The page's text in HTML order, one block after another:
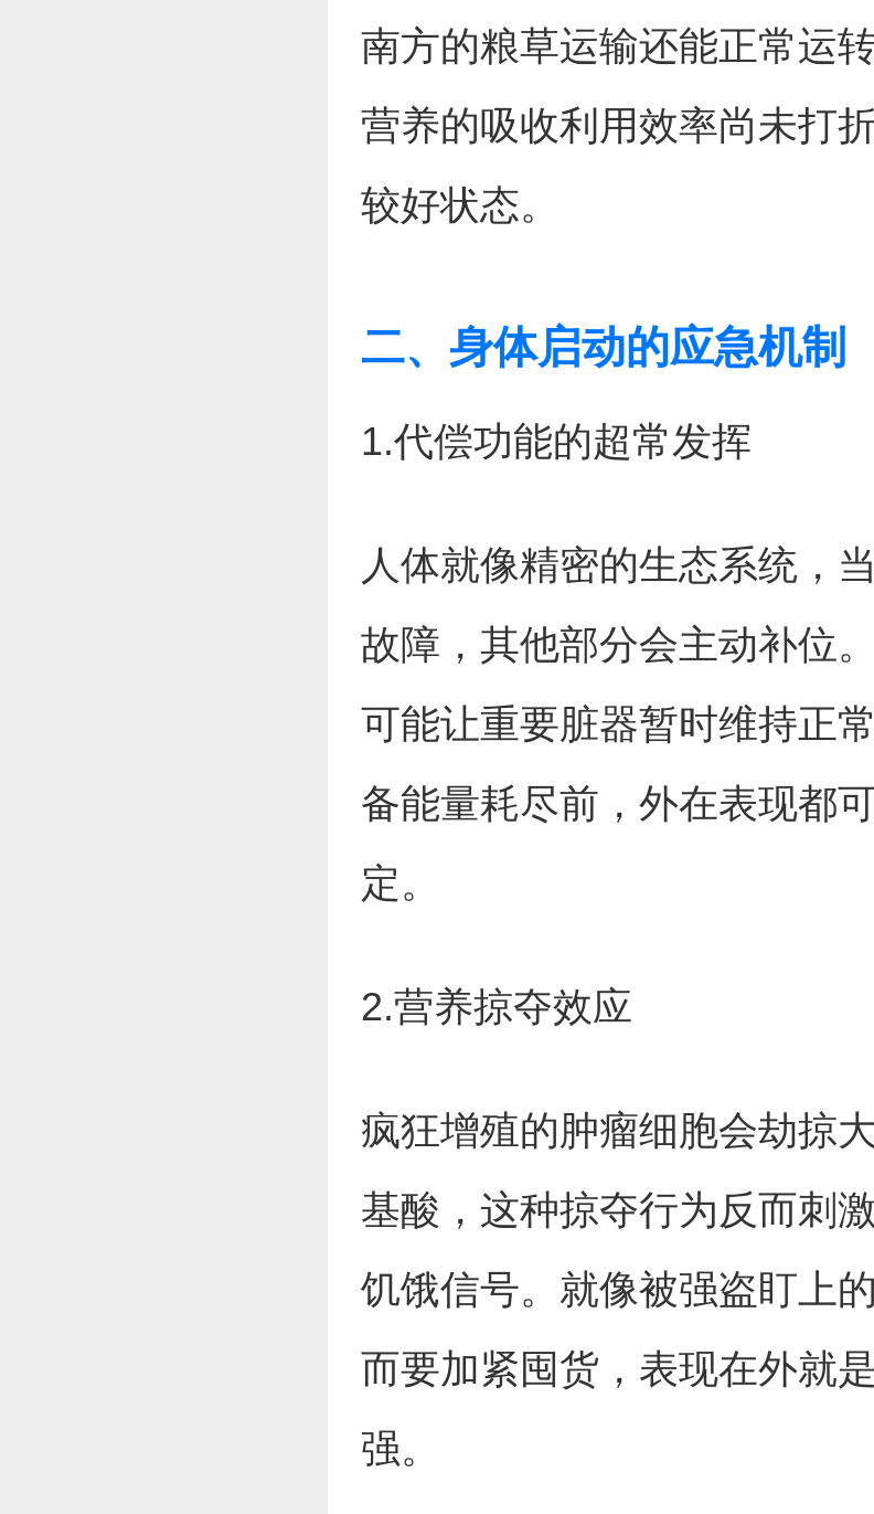
南方的粮草运输还能正常运
营养的吸收利用效率尚未打
较好状态。
二、身体启动的应急机制
1.代偿功能的超常发挥
人体就像精密的生态系统，
故障，其他部分会主动补位
可能让重要脏器暂时维持正
备能量耗尽前，外在表现都
定。
2.营养掠夺效应
疯狂增殖的肿瘤细胞会劫掠
基酸，这种掠夺行为反而刺
饥饿信号。就像被强盗盯上
而要加紧囤货，表现在外就
强。